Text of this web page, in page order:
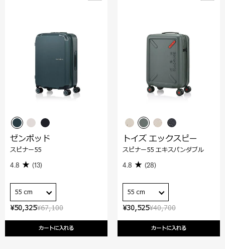
¥67,100
¥50,325
カートに入れる
ゼンポッド
スピナー55
4.8 (13)
55 cm
¥40,700
¥30,525
カートに入れる
トイズ エックスピー
スピナー55 エキスパンダブル
4.8 (28)
55 cm